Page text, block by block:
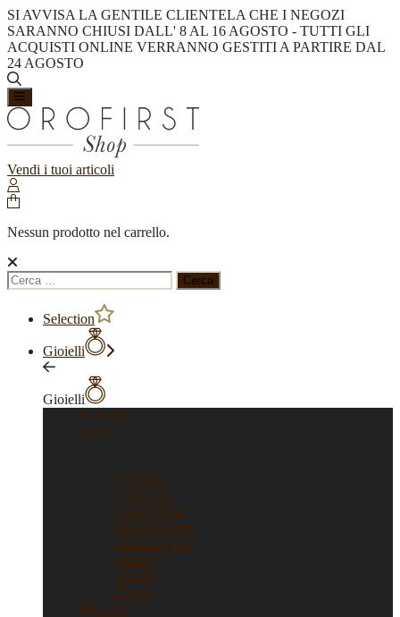
SI AVVISA LA GENTILE CLIENTELA CHE I NEGOZI
SARANNO CHIUSI DALL' 8 AL 16 AGOSTO - TUTTI GLI
ACQUISTI ONLINE VERRANNO GESTITI A PARTIRE DAL
24 AGOSTO
Vendi i tuoi articoli
Nessun prodotto nel carrello.
Ricerca
per:
Selection
Gioielli
Gioielli
Vedi tutti
Anelli
Vedi tutti
Anelli oro
Anelli fascia
Anelli Eternity
Anelli argento
Solitari
Verette
Trilogy
Bracciali